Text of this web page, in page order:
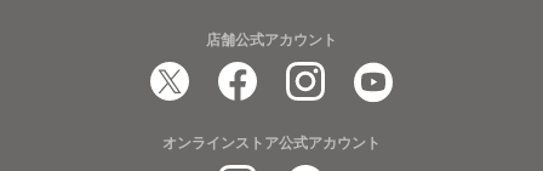
店舗公式アカウント
オンラインストア公式アカウント